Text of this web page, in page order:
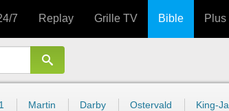
7 Replay Grille TV Bible Plus
Martin Darby Ostervald King-